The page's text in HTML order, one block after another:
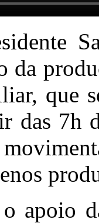
da
que
das 7h
o apoio